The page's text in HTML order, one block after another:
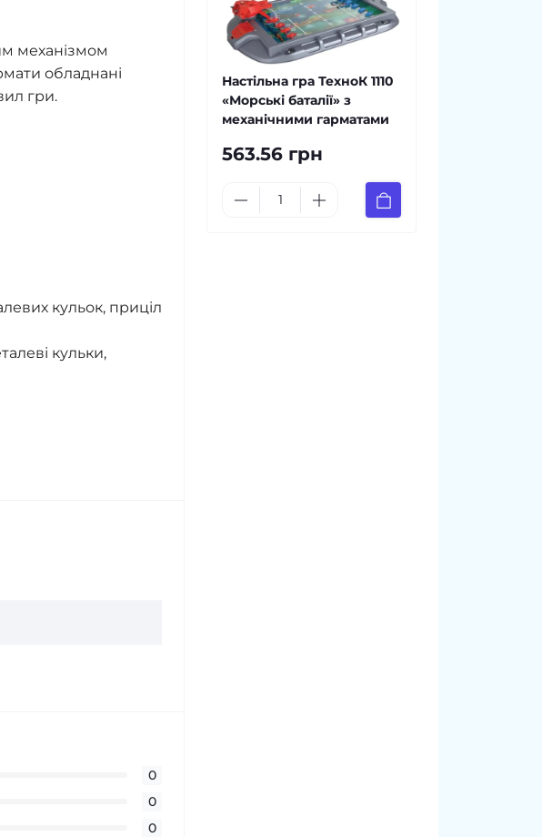
механізмом
обладнані
гри.
кульок, приціл
кульки,
0
0
0
Настільна гра ТехноК 1110
«Морські баталії» з
механічними гарматами
563.56 грн